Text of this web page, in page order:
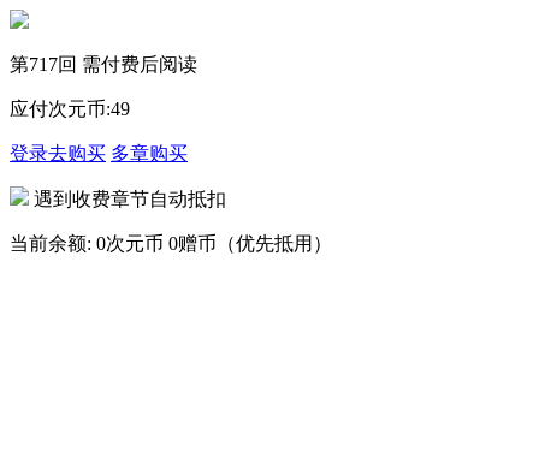
第717回 需付费后阅读
应付次元币:49
登录去购买 多章购买
遇到收费章节自动抵扣
当前余额: 0次元币 0赠币（优先抵用）